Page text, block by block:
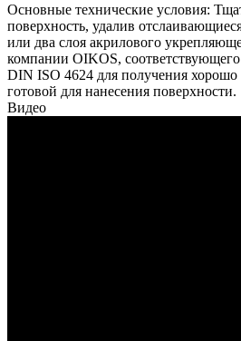
Основные технические условия:
поверхность, удалив
или два слоя акрилового
компании OIKOS,
DIN ISO 4624 для получения
готовой для нанесения поверхности.
Видео